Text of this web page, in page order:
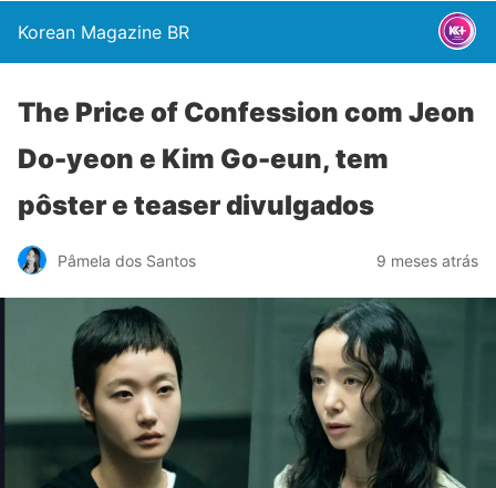
Korean Magazine BR
The Price of Confession com Jeon
Do-yeon e Kim Go-eun, tem
pôster e teaser divulgados
Pâmela dos Santos 9 meses atrás